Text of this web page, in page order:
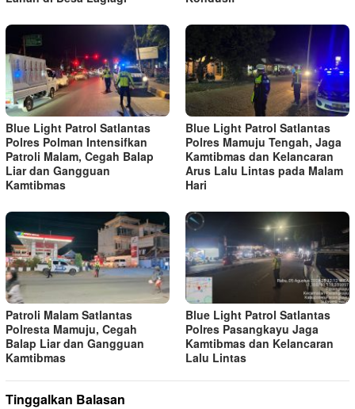
Blue Light Patrol Satlantas
Polres Polman Intensifkan
Patroli Malam, Cegah Balap
Liar dan Gangguan
Kamtibmas
Blue Light Patrol Satlantas
Polres Mamuju Tengah, Jaga
Kamtibmas dan Kelancaran
Arus Lalu Lintas pada Malam
Hari
Patroli Malam Satlantas
Polresta Mamuju, Cegah
Balap Liar dan Gangguan
Kamtibmas
Blue Light Patrol Satlantas
Polres Pasangkayu Jaga
Kamtibmas dan Kelancaran
Lalu Lintas
Tinggalkan Balasan